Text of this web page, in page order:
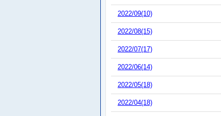
2022/09(10)
2022/08(15)
2022/07(17)
2022/06(14)
2022/05(18)
2022/04(18)